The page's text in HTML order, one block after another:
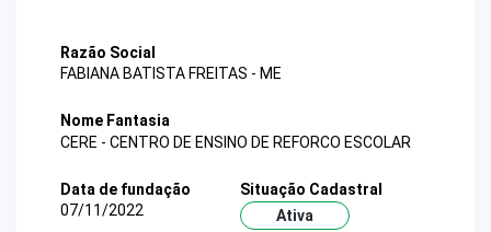
Razão Social
FABIANA BATISTA FREITAS - ME
Nome Fantasia
CERE - CENTRO DE ENSINO DE REFORCO ESCOLAR
Data de fundação
07/11/2022
Situação Cadastral
Ativa